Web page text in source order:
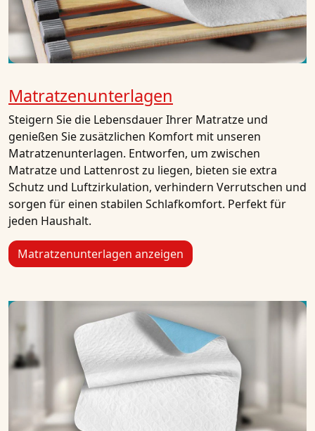
Matratzenunterlagen
Steigern Sie die Lebensdauer Ihrer Matratze und
genießen Sie zusätzlichen Komfort mit unseren
Matratzenunterlagen. Entworfen, um zwischen
Matratze und Lattenrost zu liegen, bieten sie extra
Schutz und Luftzirkulation, verhindern Verrutschen und
sorgen für einen stabilen Schlafkomfort. Perfekt für
jeden Haushalt.
Matratzenunterlagen anzeigen